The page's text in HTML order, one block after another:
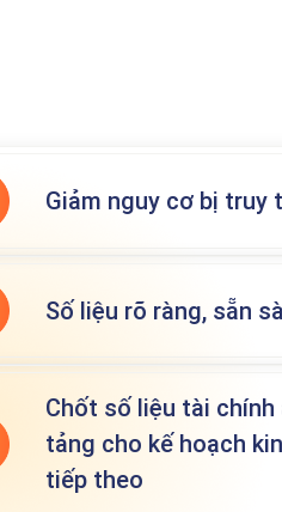
Giảm nguy cơ bị truy
Số liệu rõ ràng, sẵn
Chốt số liệu tài chính
tảng cho kế hoạch
tiếp theo